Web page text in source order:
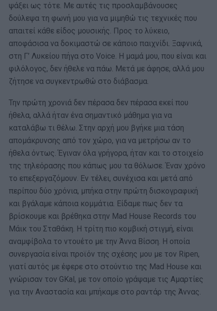
ψάξει ως τότε. Με αυτές τις προσλαμβάνουσες
δούλεψα τη φωνή μου για να μιμηθώ τις τεχνικές που
απαιτεί κάθε είδος μουσικής. Προς το λύκειο,
αποφάσισα να δοκιμαστώ σε κάποιο παιχνίδι. Ξαφνικά,
στη Γ’ Λυκείου πήγα στο Voice. Η μαμά μου, που είναι και
φιλόλογος, δεν ήθελε να πάω. Μετά με άφησε, αλλά μου
ζήτησε να συγκεντρωθώ στο διάβασμα.
Την πρώτη χρονιά δεν πέρασα δεν πέρασα εκεί που
ήθελα, αλλά ήταν ένα σημαντικό μάθημα για να
καταλάβω τι θέλω. Στην αρχή μου βγήκε μια τάση
απομάκρυνσης από τον χώρο, για να μετρήσω αν το
ήθελα όντως. Έγιναν όλα γρήγορα, ήταν και το στοιχείο
της τηλεόρασης που κάπως μου τα θόλωσε. Έναν χρόνο
το επεξεργαζόμουν. Εν τέλει, συνέχισα και μετά από
περίπου δύο χρόνια, μπήκα στην πρώτη δισκογραφική
και βγάλαμε κάποια κομμάτια. Είδαμε πως δεν τα
βρίσκουμε και βρέθηκα στην Mad House Records του
Μάικ του Σταθάκη. Η τρίτη πιο κομβική στιγμή, είναι
αναμφίβολα το ντουέτο με την Άννα Βίσση. Η οποία
συνεργασία είναι προϊόν της σχέσης μου με τον Ripen,
γιατί αυτός με έφερε στο στούντιο της Mad House και
γνώρισαν τον GKal, με τον οποίο γράψαμε τις Αμαρτίες
για την Αναστασία και μπήκαμε στο ραντάρ της Άννας.